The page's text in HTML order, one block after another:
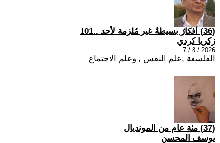
(36) أفكارٌ بسيطةٌ غير مُلزمة لأحد ..101
زكريا كردي
2026 / 8 / 7
الفلسفة ,علم النفس , وعلم الاجتماع
(37) مئة عام من المونديال
يوسف المحسن